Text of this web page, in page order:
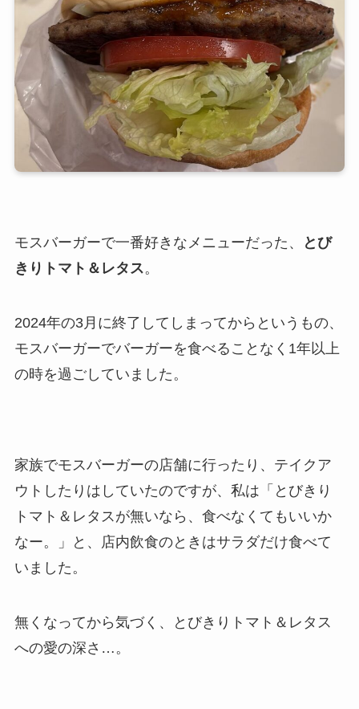
モスバーガーで一番好きなメニューだった、
とび
きりトマト＆レタス。
2024年の3月に終了してしまってからというもの、
モスバーガーでバーガーを食べることなく1年以上
の時を過ごしていました。
家族でモスバーガーの店舗に行ったり、テイクア
ウトしたりはしていたのですが、私は「とびきり
トマト＆レタスが無いなら、食べなくてもいいか
なー。」と、店内飲食のときはサラダだけ食べて
いました。
無くなってから気づく、とびきりトマト＆レタス
への愛の深さ…。